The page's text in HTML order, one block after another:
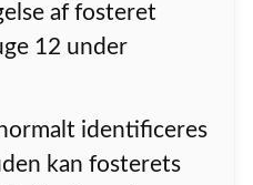
af fosteret
12 under
identificeres
kan fosterets